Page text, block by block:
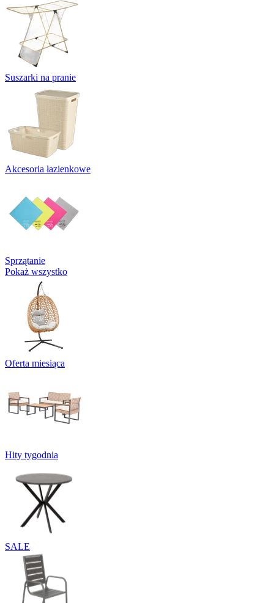
Suszarki na pranie
Akcesoria łazienkowe
Sprzątanie
Pokaż wszystko
Oferta miesiąca
Hity tygodnia
SALE